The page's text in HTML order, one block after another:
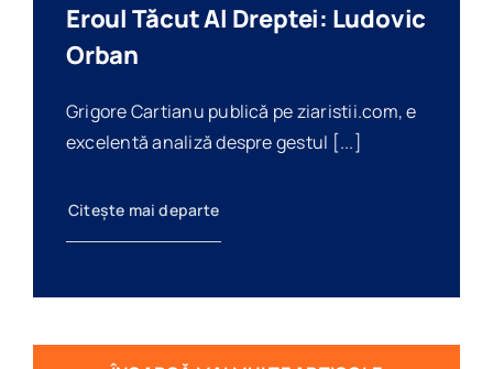
Eroul Tăcut Al Dreptei: Ludovic
Orban
Grigore Cartianu publică pe ziaristii.com, e
excelentă analiză despre gestul [...]
Citește mai departe